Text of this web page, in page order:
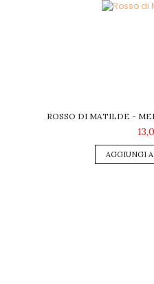
ROSSO DI MATILDE -
AGGIUNGI